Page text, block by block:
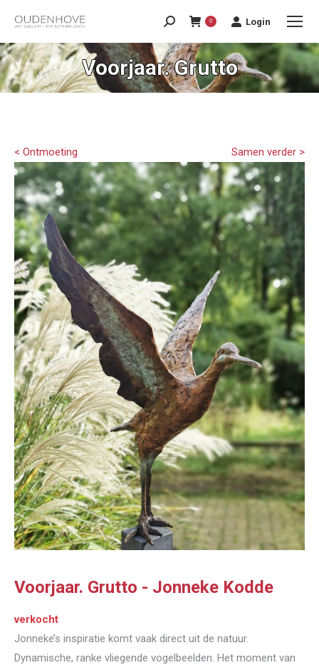
0 Login
Voorjaar. Grutto
Samen verder >
< Ontmoeting
Voorjaar. Grutto - Jonneke Kodde
verkocht
Jonneke’s inspiratie komt vaak direct uit de natuur.
Dynamische, ranke vliegende vogelbeelden. Het moment van